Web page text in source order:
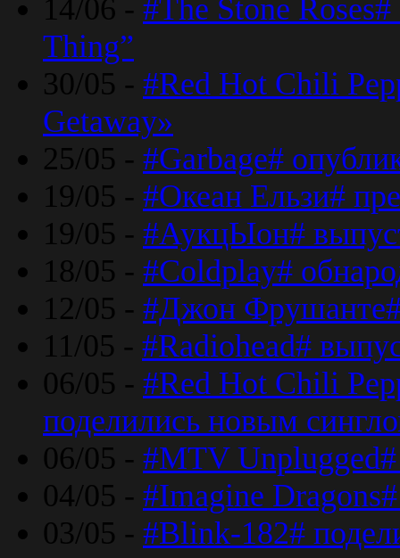
14/06 - #The Stone
Thing”
30/05 - #Red Hot Chili
Getaway»
25/05 - #Garbage#
19/05 - #Океан Ельзи#
19/05 - #АукцЫон#
18/05 - #Coldplay#
12/05 - #Джон
11/05 - #Radiohead#
06/05 - #Red Hot Chili
поделились новым
06/05 - #MTV Unplugged#
04/05 - #Imagine
03/05 - #Blink-182#